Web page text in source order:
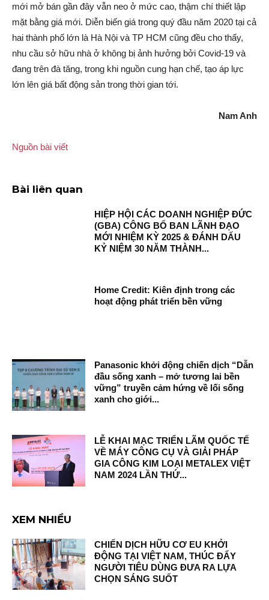
mới mở bán gần đây vẫn neo ở mức cao, thậm chí thiết lập
mặt bằng giá mới. Diễn biến giá trong quý đầu năm 2020 tại cả
hai thành phố lớn là Hà Nội và TP HCM cũng đều cho thấy,
nhu cầu sở hữu nhà ở không bị ảnh hưởng bởi Covid-19 và
đang trên đà tăng, trong khi nguồn cung hạn chế, tạo áp lực
lớn lên giá bất động sản trong thời gian tới.
Nam Anh
Nguồn bài viết
Bài liên quan
HIỆP HỘI CÁC DOANH NGHIỆP ĐỨC
(GBA) CÔNG BỐ BAN LÃNH ĐẠO
MỚI NHIỆM KỲ 2025 & ĐÁNH DẤU
KỶ NIỆM 30 NĂM THÀNH...
Home Credit: Kiên định trong các
hoạt động phát triển bền vững
Panasonic khởi động chiến dịch “Dẫn
đầu sống xanh – mở tương lai bền
vững” truyền cảm hứng về lối sống
xanh cho giới...
LỄ KHAI MẠC TRIỂN LÃM QUỐC TẾ
VỀ MÁY CÔNG CỤ VÀ GIẢI PHÁP
GIA CÔNG KIM LOẠI METALEX VIỆT
NAM 2024 LẦN THỨ...
XEM NHIỀU
CHIẾN DỊCH HỮU CƠ EU KHỞI
ĐỘNG TẠI VIỆT NAM, THÚC ĐẨY
NGƯỜI TIÊU DÙNG ĐƯA RA LỰA
CHỌN SÁNG SUỐT